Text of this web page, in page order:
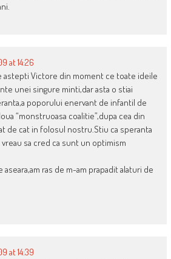
at 14:26
astepti Victore din moment ce toate ideile
unei singure minti,dar asta o stiai
poporului enervant de infantil de
“monstruoasa coalitie”,dupa cea din
de cat in folosul nostru.Stiu ca speranta
sa cred ca sunt un optimism
ras de m-am prapadit alaturi de
at 14:39